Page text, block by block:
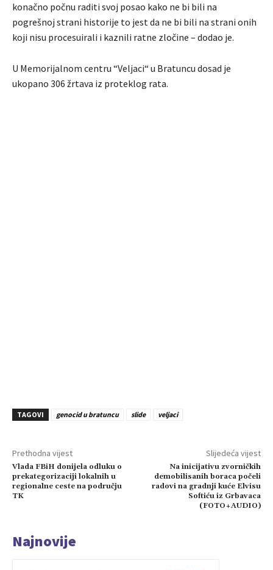
konačno počnu raditi svoj posao kako ne bi bili na
pogrešnoj strani historije to jest da ne bi bili na strani onih
koji nisu procesuirali i kaznili ratne zločine – dodao je.
U Memorijalnom centru “Veljaci“ u Bratuncu dosad je
ukopano 306 žrtava iz proteklog rata.
TAGOVI genocid u bratuncu slide veljaci
Prethodna vijest
Vlada FBiH donijela odluku o
prekategorizaciji lokalnih u
regionalne ceste na području
TK
Slijedeća vijest
Na inicijativu zvorničkih
demobilisanih boraca počeli
radovi na gradnji kuće Elvisu
Softiću iz Grbavaca
(FOTO+AUDIO)
Najnovije